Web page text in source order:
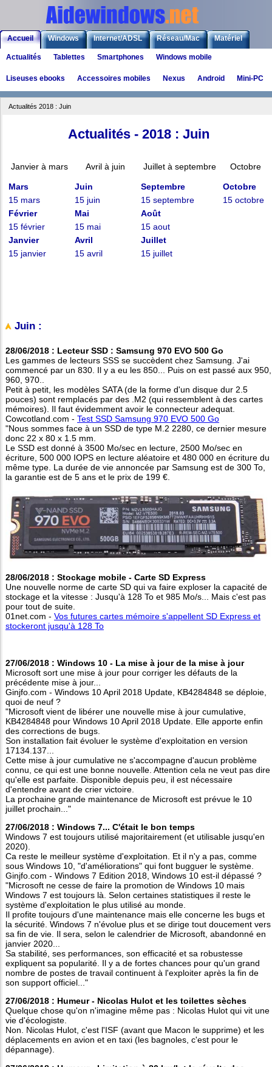
Accueil Windows Internet/ADSL Réseau/Mac Matériel
Logiciels Liens Jeux
Actualités Tablettes Smartphones Windows mobile
Liseuses ebooks Accessoires mobiles Nexus Android Mini-PC
Actualités 2018 : Juin
Actualités - 2018 : Juin
Janvier à mars
Mars
15 mars
Février
15 février
Janvier
15 janvier
Avril à juin
Juin
15 juin
Mai
15 mai
Avril
15 avril
Juillet à septembre
Septembre
15 septembre
Août
15 aout
Juillet
15 juillet
Octobre
Octobre
15 octobre
Juin :
28/06/2018 : Lecteur SSD : Samsung 970 EVO 500 Go
Les gammes de lecteurs SSS se succèdent chez Samsung. J'ai
commencé par un 830. Il y a eu les 850... Puis on est passé aux 950,
960, 970..
Petit à petit, les modèles SATA (de la forme d'un disque dur 2.5
pouces) sont remplacés par des .M2 (qui ressemblent à des cartes
mémoires). Il faut évidemment avoir le connecteur adequat.
Cowcotland.com - Test SSD Samsung 970 EVO 500 Go
"Nous sommes face à un SSD de type M.2 2280, ce dernier mesure
donc 22 x 80 x 1.5 mm.
Le SSD est donné à 3500 Mo/sec en lecture, 2500 Mo/sec en
écriture, 500 000 IOPS en lecture aléatoire et 480 000 en écriture du
même type. La durée de vie annoncée par Samsung est de 300 To,
la garantie est de 5 ans et le prix de 199 €.
28/06/2018 : Stockage mobile - Carte SD Express
Une nouvelle norme de carte SD qui va faire exploser la capacité de
stockage et la vitesse : Jusqu'à 128 To et 985 Mo/s... Mais c'est pas
pour tout de suite.
01net.com - Vos futures cartes mémoire s'appellent SD Express et
stockeront jusqu'à 128 To
27/06/2018 : Windows 10 - La mise à jour de la mise à jour
Microsoft sort une mise à jour pour corriger les défauts de la
précédente mise à jour...
Ginjfo.com - Windows 10 April 2018 Update, KB4284848 se déploie,
quoi de neuf ?
"Microsoft vient de libérer une nouvelle mise à jour cumulative,
KB4284848 pour Windows 10 April 2018 Update. Elle apporte enfin
des corrections de bugs.
Son installation fait évoluer le système d'exploitation en version
17134.137...
Cette mise à jour cumulative ne s'accompagne d'aucun problème
connu, ce qui est une bonne nouvelle. Attention cela ne veut pas dire
qu'elle est parfaite. Disponible depuis peu, il est nécessaire
d'entendre avant de crier victoire.
La prochaine grande maintenance de Microsoft est prévue le 10
juillet prochain..."
27/06/2018 : Windows 7... C'était le bon temps
Windows 7 est toujours utilisé majoritairement (et utilisable jusqu'en
2020).
Ca reste le meilleur système d'exploitation. Et il n'y a pas, comme
sous Windows 10, "d'améliorations" qui font bugguer le système.
Ginjfo.com - Windows 7 Edition 2018, Windows 10 est-il dépassé ?
"Microsoft ne cesse de faire la promotion de Windows 10 mais
Windows 7 est toujours là. Selon certaines statistiques il reste le
système d'exploitation le plus utilisé au monde.
Il profite toujours d'une maintenance mais elle concerne les bugs et
la sécurité. Windows 7 n'évolue plus et se dirige tout doucement vers
sa fin de vie. Il sera, selon le calendrier de Microsoft, abandonné en
janvier 2020...
Sa stabilité, ses performances, son efficacité et sa robustesse
expliquent sa popularité. Il y a de fortes chances pour qu'un grand
nombre de postes de travail continuent à l'exploiter après la fin de
son support officiel..."
27/06/2018 : Humeur - Nicolas Hulot et les toilettes sèches
Quelque chose qu'on n'imagine même pas : Nicolas Hulot qui vit une
vie d'écologiste.
Non. Nicolas Hulot, c'est l'ISF (avant que Macon le supprime) et les
déplacements en avion et en taxi (les bagnoles, c'est pour le
dépannage).